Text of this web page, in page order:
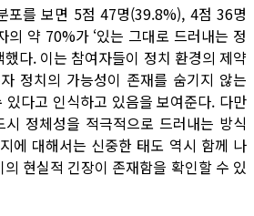
포를 보면 5점 47명(39.8%), 4점 36명
약 70%가 ‘있는 그대로 드러내는 정
했다. 이는 참여자들이 정치 환경의 제약
정치의 가능성이 존재를 숨기지 않는
있다고 인식하고 있음을 보여준다. 다만
정체성을 적극적으로 드러내는 방식
에 대해서는 신중한 태도 역시 함께 나
현실적 긴장이 존재함을 확인할 수 있